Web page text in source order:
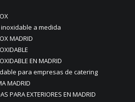
a medida
MADRID
EN MADRID
para empresas de catering
MADRID
PARA EXTERIORES EN MADRID